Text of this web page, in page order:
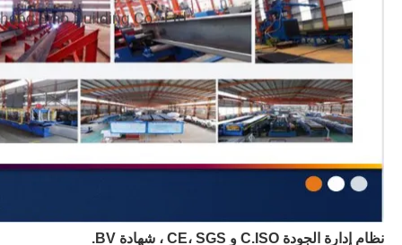
نظام إدارة الجودة C.ISO و CE
، SGS ، شهادة BV.